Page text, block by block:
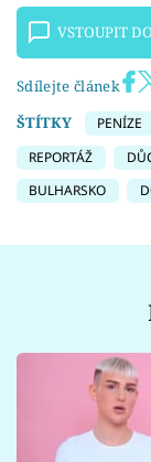
VSTOUPIT
Sdílejte článek
ŠTÍTKY
PENÍZE
REPORTÁŽ
BULHARSKO